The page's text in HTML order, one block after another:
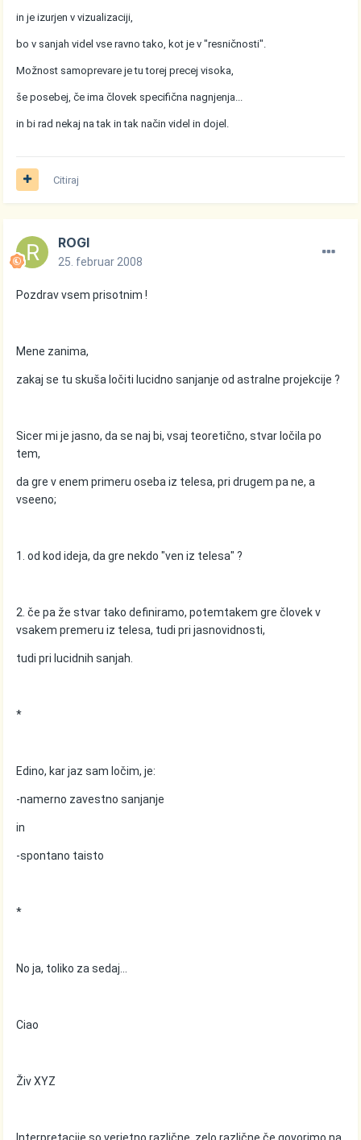
in je izurjen v vizualizaciji,
bo v sanjah videl vse ravno tako, kot je v "resničnosti".
Možnost samoprevare je tu torej precej visoka,
še posebej, če ima človek specifična nagnjenja...
in bi rad nekaj na tak in tak način videl in dojel.
Citiraj
ROGI
25. februar 2008
Pozdrav vsem prisotnim !
Mene zanima,
zakaj se tu skuša ločiti lucidno sanjanje od astralne projekcije ?
Sicer mi je jasno, da se naj bi, vsaj teoretično, stvar ločila po
tem,
da gre v enem primeru oseba iz telesa, pri drugem pa ne, a
vseeno;
1. od kod ideja, da gre nekdo "ven iz telesa" ?
2. če pa že stvar tako definiramo, potemtakem gre človek v
vsakem premeru iz telesa, tudi pri jasnovidnosti,
tudi pri lucidnih sanjah.
*
Edino, kar jaz sam ločim, je:
-namerno zavestno sanjanje
in
-spontano taisto
*
No ja, toliko za sedaj...
Ciao
Živ XYZ
Interpretacije so verjetno različne, zelo različne če govorimo na